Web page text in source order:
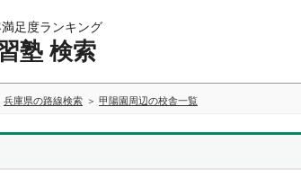
足度ランキング
塾 検索
兵庫県の路線検索 甲陽園周辺の校舎一覧